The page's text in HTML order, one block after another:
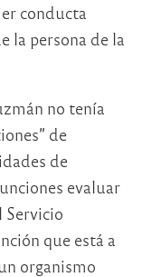
conducta
la persona de la
no tenía
de
de
evaluar
Servicio
que está a
organismo